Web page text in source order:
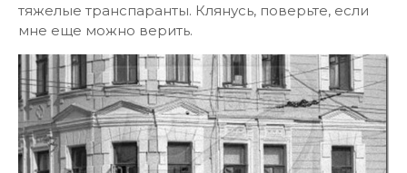
тяжелые транспаранты. Клянусь, поверьте, если
мне еще можно верить.